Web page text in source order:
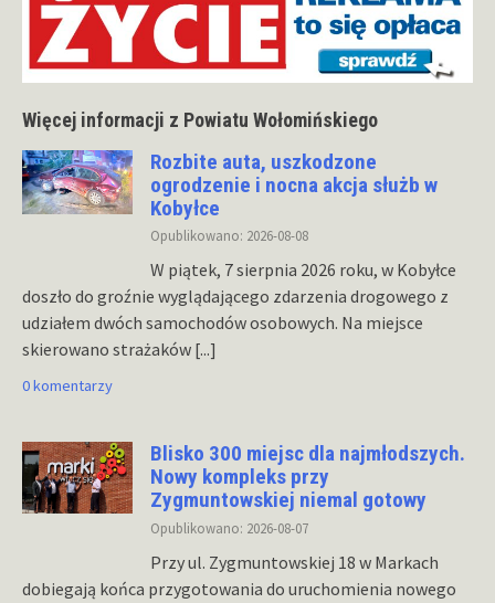
Więcej informacji z Powiatu Wołomińskiego
Rozbite auta, uszkodzone
ogrodzenie i nocna akcja służb w
Kobyłce
Opublikowano: 2026-08-08
W piątek, 7 sierpnia 2026 roku, w Kobyłce
doszło do groźnie wyglądającego zdarzenia drogowego z
udziałem dwóch samochodów osobowych. Na miejsce
skierowano strażaków [...]
0 komentarzy
Blisko 300 miejsc dla najmłodszych.
Nowy kompleks przy
Zygmuntowskiej niemal gotowy
Opublikowano: 2026-08-07
Przy ul. Zygmuntowskiej 18 w Markach
dobiegają końca przygotowania do uruchomienia nowego